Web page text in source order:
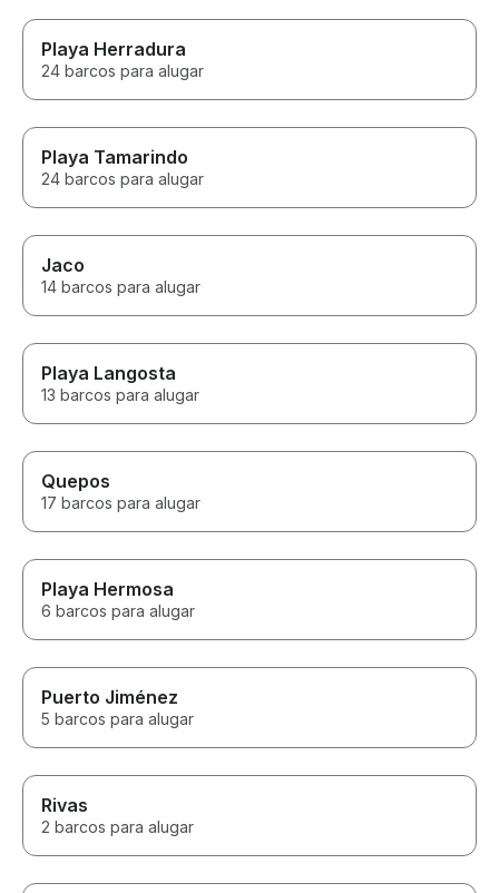
Playa Herradura
24 barcos para alugar
Playa Tamarindo
24 barcos para alugar
Jaco
14 barcos para alugar
Playa Langosta
13 barcos para alugar
Quepos
17 barcos para alugar
Playa Hermosa
6 barcos para alugar
Puerto Jiménez
5 barcos para alugar
Rivas
2 barcos para alugar